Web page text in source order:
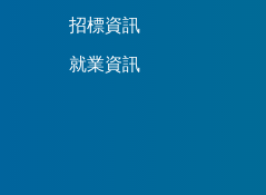
招標資訊
就業資訊